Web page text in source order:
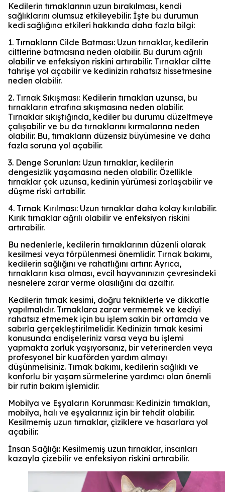
Kedilerin tırnaklarının uzun bırakılması, kendi
sağlıklarını olumsuz etkileyebilir. İşte bu durumun
kedi sağlığına etkileri hakkında daha fazla bilgi:
1. Tırnakların Cilde Batması: Uzun tırnaklar, kedilerin
ciltlerine batmasına neden olabilir. Bu durum ağrılı
olabilir ve enfeksiyon riskini artırabilir. Tırnaklar ciltte
tahrişe yol açabilir ve kedinizin rahatsız hissetmesine
neden olabilir.
2. Tırnak Sıkışması: Kedilerin tırnakları uzunsa, bu
tırnakların etrafına sıkışmasına neden olabilir.
Tırnaklar sıkıştığında, kediler bu durumu düzeltmeye
çalışabilir ve bu da tırnaklarını kırmalarına neden
olabilir. Bu, tırnakların düzensiz büyümesine ve daha
fazla soruna yol açabilir.
3. Denge Sorunları: Uzun tırnaklar, kedilerin
dengesizlik yaşamasına neden olabilir. Özellikle
tırnaklar çok uzunsa, kedinin yürümesi zorlaşabilir ve
düşme riski artabilir.
4. Tırnak Kırılması: Uzun tırnaklar daha kolay kırılabilir.
Kırık tırnaklar ağrılı olabilir ve enfeksiyon riskini
artırabilir.
Bu nedenlerle, kedilerin tırnaklarının düzenli olarak
kesilmesi veya törpülenmesi önemlidir. Tırnak bakımı,
kedilerin sağlığını ve rahatlığını artırır. Ayrıca,
tırnakların kısa olması, evcil hayvanınızın çevresindeki
nesnelere zarar verme olasılığını da azaltır.
Kedilerin tırnak kesimi, doğru tekniklerle ve dikkatle
yapılmalıdır. Tırnaklara zarar vermemek ve kediyi
rahatsız etmemek için bu işlem sakin bir ortamda ve
sabırla gerçekleştirilmelidir. Kedinizin tırnak kesimi
konusunda endişeleriniz varsa veya bu işlemi
yapmakta zorluk yaşıyorsanız, bir veterinerden veya
profesyonel bir kuaförden yardım almayı
düşünmelisiniz. Tırnak bakımı, kedilerin sağlıklı ve
konforlu bir yaşam sürmelerine yardımcı olan önemli
bir rutin bakım işlemidir.
Mobilya ve Eşyaların Korunması: Kedinizin tırnakları,
mobilya, halı ve eşyalarınız için bir tehdit olabilir.
Kesilmemiş uzun tırnaklar, çiziklere ve hasarlara yol
açabilir.
İnsan Sağlığı: Kesilmemiş uzun tırnaklar, insanları
kazayla çizebilir ve enfeksiyon riskini artırabilir.